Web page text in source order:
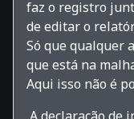
faz o registro
de editar o
Só que qualquer
que está na
Aqui isso não é